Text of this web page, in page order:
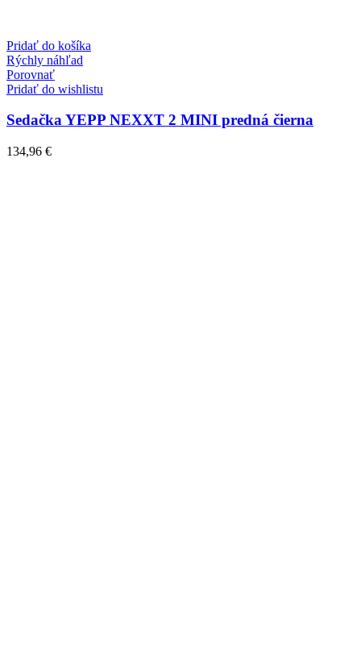
Pridať do košíka
Rýchly náhľad
Porovnať
Pridať do wishlistu
Sedačka YEPP NEXXT 2 MINI predná čierna
134,96 €